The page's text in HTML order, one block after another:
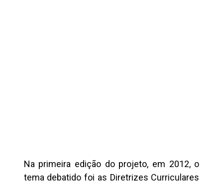
Na primeira edição do projeto, em 2012, o
tema debatido foi as Diretrizes Curriculares